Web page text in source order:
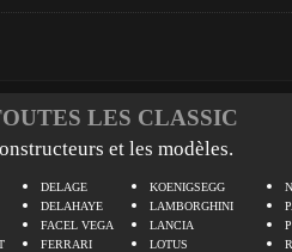
LES CLASSIC
et les modèles.
DELAGE
DELAHAYE
FACEL VEGA
FERRARI
KOENIGSEGG
LAMBORGHINI
LANCIA
LOTUS